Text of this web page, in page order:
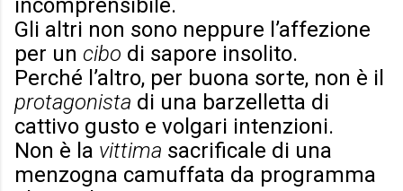
incomprensibile.
Gli altri non sono neppure l’affezione
per un cibo di sapore insolito.
Perché l’altro, per buona sorte, non è il
protagonista di una barzelletta di
cattivo gusto e volgari intenzioni.
Non è la vittima sacrificale di una
menzogna camuffata da programma